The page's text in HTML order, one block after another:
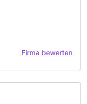
Firma bewerten